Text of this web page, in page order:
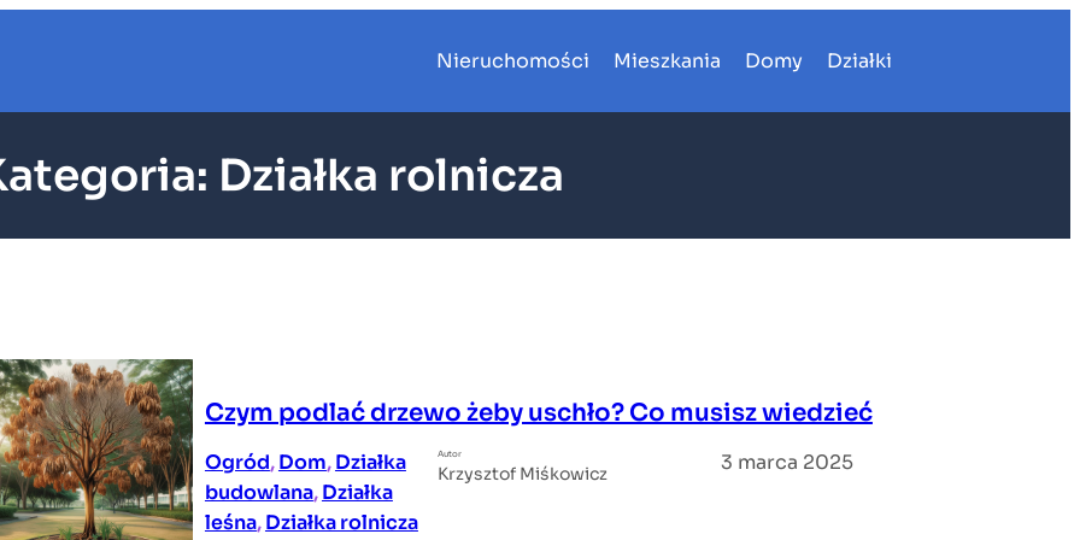
Nieruchomości Mieszkania Domy Działki
Działka rolnicza
Czym podlać drzewo żeby uschło? Co musisz wiedzieć
Ogród, Dom, Działka
budowlana, Działka
leśna, Działka rolnicza
Autor
Krzysztof Miśkowicz 3 marca 2025